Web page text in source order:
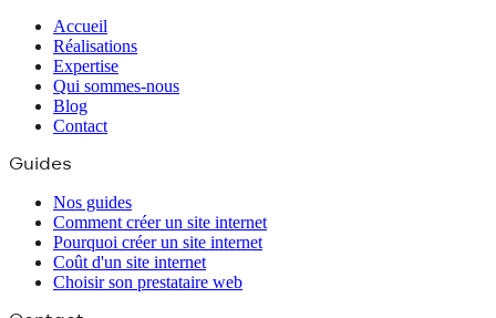
Accueil
Réalisations
Expertise
Qui sommes-nous
Blog
Contact
Guides
Nos guides
Comment créer un site internet
Pourquoi créer un site internet
Coût d'un site internet
Choisir son prestataire web